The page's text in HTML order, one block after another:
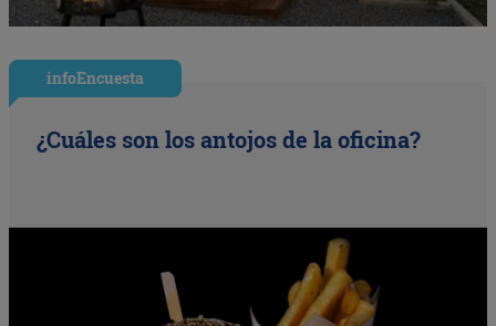
infoEncuesta
¿Cuáles son los antojos de la oficina?